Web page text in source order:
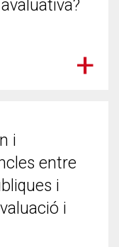
i
entre
i
i